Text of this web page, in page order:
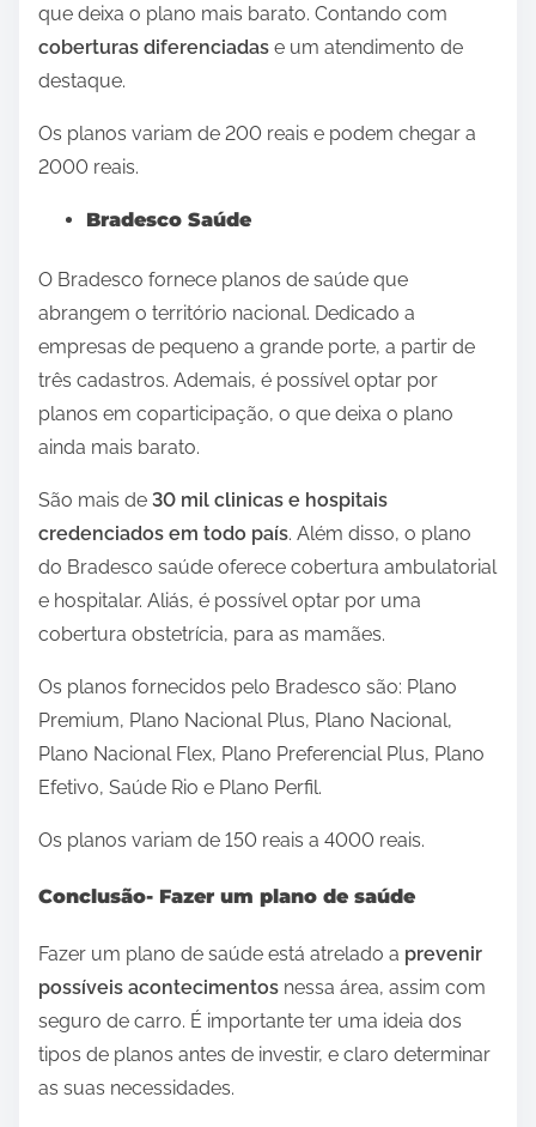
que deixa o plano mais barato. Contando com
coberturas diferenciadas e um atendimento de
destaque.
Os planos variam de 200 reais e podem chegar a
2000 reais.
Bradesco Saúde
O Bradesco fornece planos de saúde que
abrangem o território nacional. Dedicado a
empresas de pequeno a grande porte, a partir de
três cadastros. Ademais, é possível optar por
planos em coparticipação, o que deixa o plano
ainda mais barato.
São mais de 30 mil clinicas e hospitais
credenciados em todo país. Além disso, o plano
do Bradesco saúde oferece cobertura ambulatorial
e hospitalar. Aliás, é possível optar por uma
cobertura obstetrícia, para as mamães.
Os planos fornecidos pelo Bradesco são: Plano
Premium, Plano Nacional Plus, Plano Nacional,
Plano Nacional Flex, Plano Preferencial Plus, Plano
Efetivo, Saúde Rio e Plano Perfil.
Os planos variam de 150 reais a 4000 reais.
Conclusão- Fazer um plano de saúde
Fazer um plano de saúde está atrelado a prevenir
possíveis acontecimentos nessa área, assim com
seguro de carro. É importante ter uma ideia dos
tipos de planos antes de investir, e claro determinar
as suas necessidades.